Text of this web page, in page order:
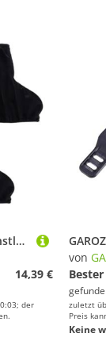
GAROZATION 2 Paar Eiskunstlauf Schlittschuhüberzüge aus Samtigem Elastikmaterial Robuste Schwarze Skate Boots Schoner für Jungen Mädchen Vielseitiger Schutz für Training und Wettkampf
14,39 €
der
von
zuletzt
Preis
Keine